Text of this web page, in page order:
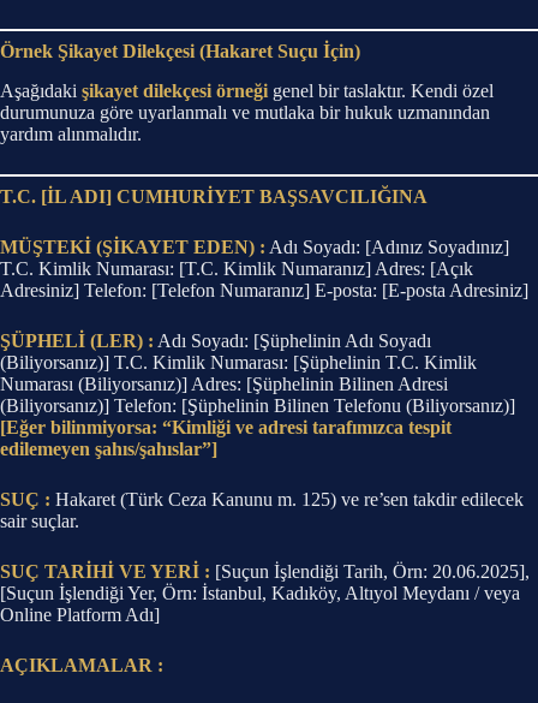
Örnek Şikayet Dilekçesi (Hakaret Suçu İçin)
Aşağıdaki şikayet dilekçesi örneği genel bir taslaktır. Kendi özel
durumunuza göre uyarlanmalı ve mutlaka bir hukuk uzmanından
yardım alınmalıdır.
T.C. [İL ADI] CUMHURİYET BAŞSAVCILIĞINA
MÜŞTEKİ (ŞİKAYET EDEN) : Adı Soyadı: [Adınız Soyadınız]
T.C. Kimlik Numarası: [T.C. Kimlik Numaranız] Adres: [Açık
Adresiniz] Telefon: [Telefon Numaranız] E-posta: [E-posta Adresiniz]
ŞÜPHELİ (LER) : Adı Soyadı: [Şüphelinin Adı Soyadı
(Biliyorsanız)] T.C. Kimlik Numarası: [Şüphelinin T.C. Kimlik
Numarası (Biliyorsanız)] Adres: [Şüphelinin Bilinen Adresi
(Biliyorsanız)] Telefon: [Şüphelinin Bilinen Telefonu (Biliyorsanız)]
[Eğer bilinmiyorsa: “Kimliği ve adresi tarafımızca tespit
edilemeyen şahıs/şahıslar”]
SUÇ : Hakaret (Türk Ceza Kanunu m. 125) ve re’sen takdir edilecek
sair suçlar.
SUÇ TARİHİ VE YERİ : [Suçun İşlendiği Tarih, Örn: 20.06.2025],
[Suçun İşlendiği Yer, Örn: İstanbul, Kadıköy, Altıyol Meydanı / veya
Online Platform Adı]
AÇIKLAMALAR :